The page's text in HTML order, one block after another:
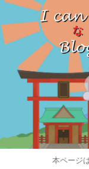
本ページ